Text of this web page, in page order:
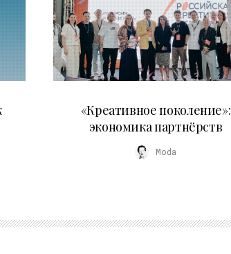
«Креативное поколение»:
экономика партнёрств
Moda